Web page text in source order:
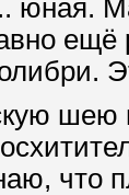
юная.
ещё
шею
что